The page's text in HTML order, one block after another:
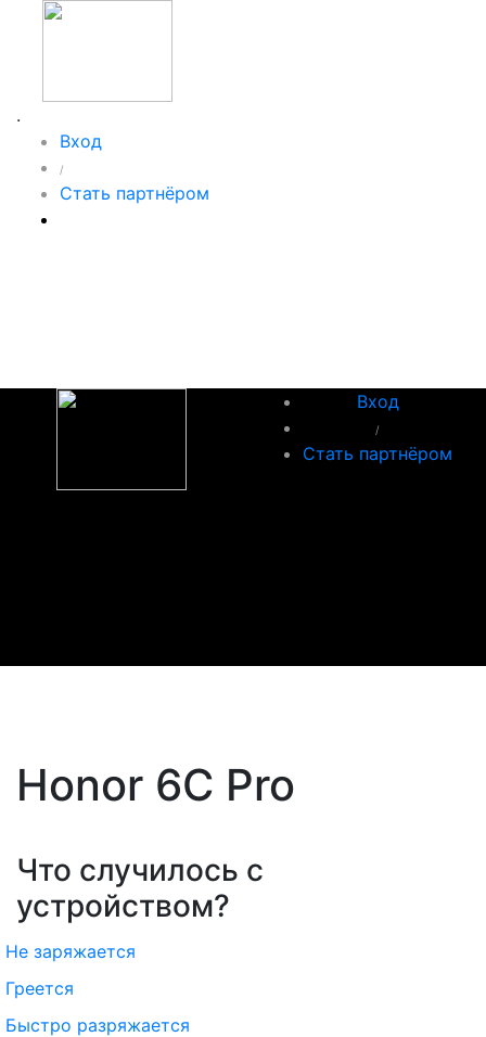
.
Вход
/
Стать партнёром
Вход
/
Стать партнёром
Honor 6C Pro
Что случилось с
устройством?
Не заряжается
Греется
Быстро разряжается